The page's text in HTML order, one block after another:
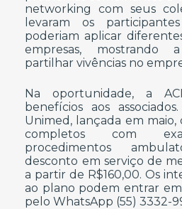
networking com seus
levaram os
poderiam aplicar
empresas, mostrando
partilhar vivências no
Na oportunidade, a
benefícios aos
Unimed, lançada em
completos com
procedimentos
desconto em serviço de
a partir de R$160,00. Os
ao plano podem entrar
pelo WhatsApp (55) 3332-